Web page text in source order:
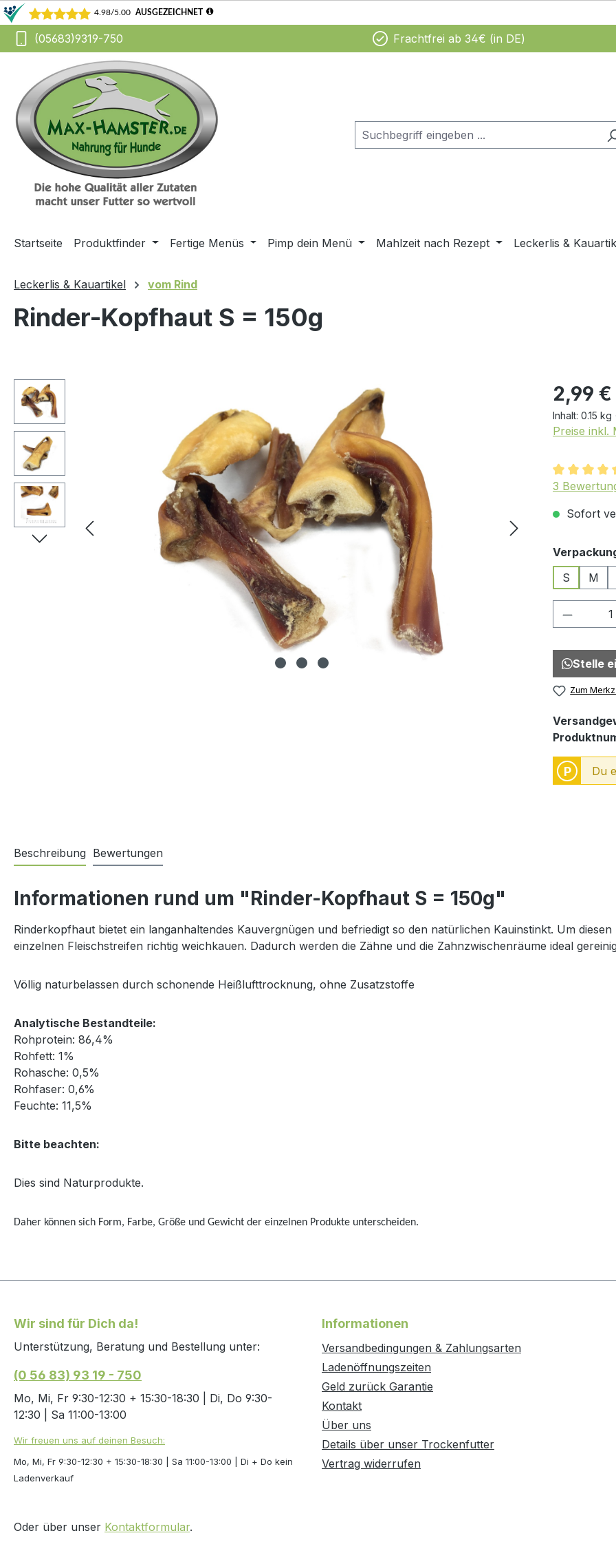
Hauptinhalt springen
Zur Suche springen
Zur Hauptnavigation springen
(05683)9319-750 Frachtfrei ab 34€ (in DE)
Startseite Produktfinder Fertige Menüs Pimp dein Menü Mahlzeit nach Rezept Leckerlis &
Leckerlis & Kauartikel vom Rind
Rinder-Kopfhaut S = 150g
Bildergalerie überspringen 2,99 €
Inhalt: 0.15 kg
Preise inkl.
3
Sofort
S
M
Stelle
Zum
P Du
Beschreibung Bewertungen
Informationen rund um "Rinder-Kopfhaut S = 150g"
Rinderkopfhaut bietet ein langanhaltendes Kauvergnügen und befriedigt so den natürlichen Kauinstinkt. Um
einzelnen Fleischstreifen richtig weichkauen. Dadurch werden die Zähne und die Zahnzwischenräume ideal
Völlig naturbelassen durch schonende Heißlufttrocknung, ohne Zusatzstoffe
Analytische Bestandteile:
Rohprotein: 86,4%
Rohfett: 1%
Rohasche: 0,5%
Rohfaser: 0,6%
Feuchte: 11,5%
Bitte beachten:
Dies sind Naturprodukte.
Daher können sich Form, Farbe, Größe und Gewicht der einzelnen Produkte unterscheiden.
Wir sind für Dich da!
Unterstützung, Beratung und Bestellung unter:
(0 56 83) 93 19 - 750
Mo, Mi, Fr 9:30-12:30 + 15:30-18:30 | Di, Do 9:30-
12:30 | Sa 11:00-13:00
Wir freuen uns auf deinen Besuch:
Mo, Mi, Fr 9:30-12:30 + 15:30-18:30 | Sa 11:00-13:00 | Di + Do kein
Ladenverkauf
Oder über unser Kontaktformular.
Informationen
Versandbedingungen & Zahlungsarten
Ladenöffnungszeiten
Geld zurück Garantie
Kontakt
Über uns
Details über unser Trockenfutter
Vertrag widerrufen